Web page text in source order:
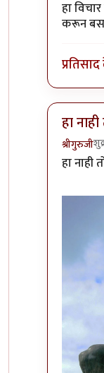
In
हा
करून
हा
श्रीगुरुजी
In
हा